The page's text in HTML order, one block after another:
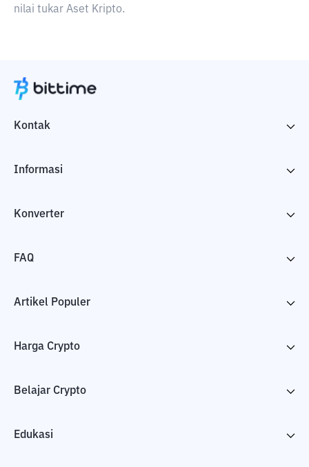
nilai tukar Aset Kripto.
Kontak
Informasi
Konverter
FAQ
Artikel Populer
Harga Crypto
Belajar Crypto
Edukasi